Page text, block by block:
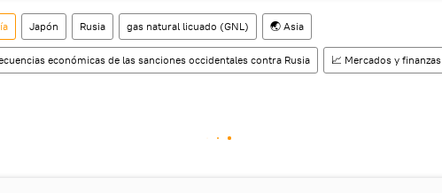
Japón Rusia gas natural licuado (GNL) 🌏 Asia
económicas de las sanciones occidentales contra Rusia 📈 Mercados y finanzas